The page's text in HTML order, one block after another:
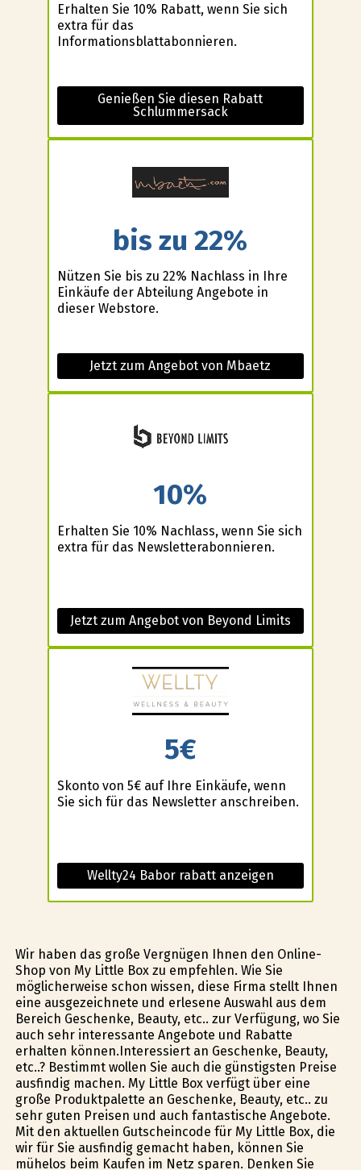
Erhalten Sie 10% Rabatt, wenn Sie sich
extra für das
Informationsblattabonnieren.
Genießen Sie diesen Rabatt
Schlummersack
bis zu 22%
Nützen Sie bis zu 22% Nachlass in Ihre
Einkäufe der Abteilung Angebote in
dieser Webstore.
Jetzt zum Angebot von Mbaetz
10%
Erhalten Sie 10% Nachlass, wenn Sie sich
extra für das Newsletterabonnieren.
Jetzt zum Angebot von Beyond Limits
5€
Skonto von 5€ auf Ihre Einkäufe, wenn
Sie sich für das Newsletter anschreiben.
Wellty24 Babor rabatt anzeigen
Wir haben das große Vergnügen Ihnen den Online-
Shop von My Little Box zu empfehlen. Wie Sie
möglicherweise schon wissen, diese Firma stellt Ihnen
eine ausgezeichnete und erlesene Auswahl aus dem
Bereich Geschenke, Beauty, etc.. zur Verfügung, wo Sie
auch sehr interessante Angebote und Rabatte
erhalten können.Interessiert an Geschenke, Beauty,
etc..? Bestimmt wollen Sie auch die günstigsten Preise
ausfindig machen. My Little Box verfügt über eine
große Produktpalette an Geschenke, Beauty, etc.. zu
sehr guten Preisen und auch fantastische Angebote.
Mit den aktuellen Gutscheincode für My Little Box, die
wir für Sie ausfindig gemacht haben, können Sie
mühelos beim Kaufen im Netz sparen. Denken Sie